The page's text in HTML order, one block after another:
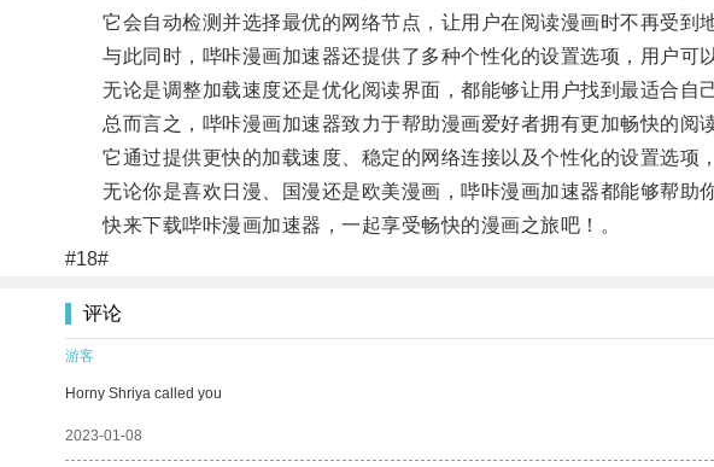
它会自动检测并选择最优的网络节点，让用户在阅读漫画时不再受到
与此同时，哔咔漫画加速器还提供了多种个性化的设置选项，用户可以
无论是调整加载速度还是优化阅读界面，都能够让用户找到最适合自己
总而言之，哔咔漫画加速器致力于帮助漫画爱好者拥有更加畅快的阅读
它通过提供更快的加载速度、稳定的网络连接以及个性化的设置选项
无论你是喜欢日漫、国漫还是欧美漫画，哔咔漫画加速器都能够帮助
快来下载哔咔漫画加速器，一起享受畅快的漫画之旅吧！。
#18#
评论
游客
Horny Shriya called you
2023-01-08